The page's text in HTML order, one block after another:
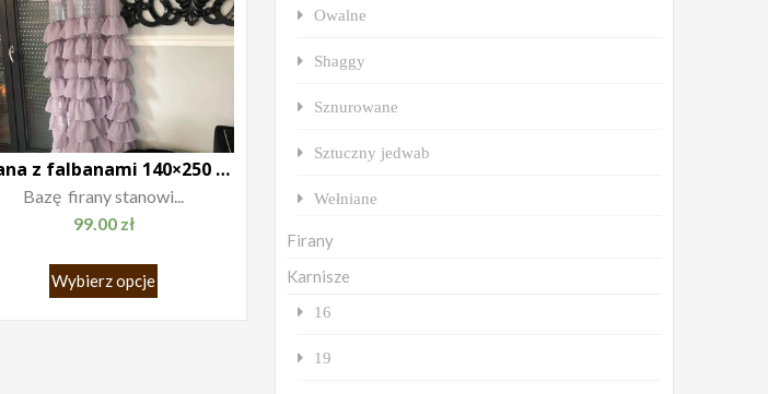
Firana z falbanami 140×250 szara, przelotki
Bazę firany stanowi...
99.00 zł
Wybierz opcje
Owalne
Shaggy
Sznurowane
Sztuczny jedwab
Wełniane
Firany
Karnisze
16
19